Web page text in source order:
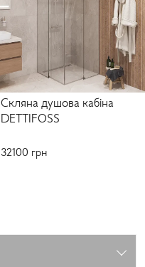
Скляна душова кабіна
DETTIFOSS
32100 грн